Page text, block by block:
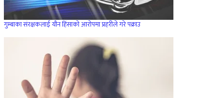
गुम्बाका संरक्षकलाई यौन हिंसाको आरोपमा प्रहरीले गरे पक्राउ